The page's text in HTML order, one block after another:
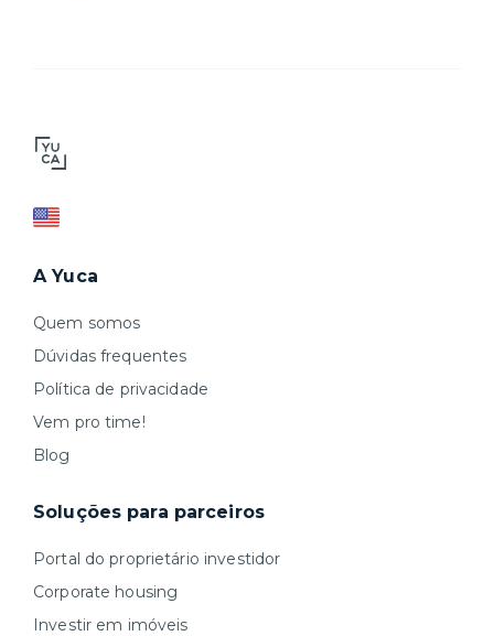
A Yuca
Quem somos
Dúvidas frequentes
Política de privacidade
Vem pro time!
Blog
Soluções para parceiros
Portal do proprietário investidor
Corporate housing
Investir em imóveis